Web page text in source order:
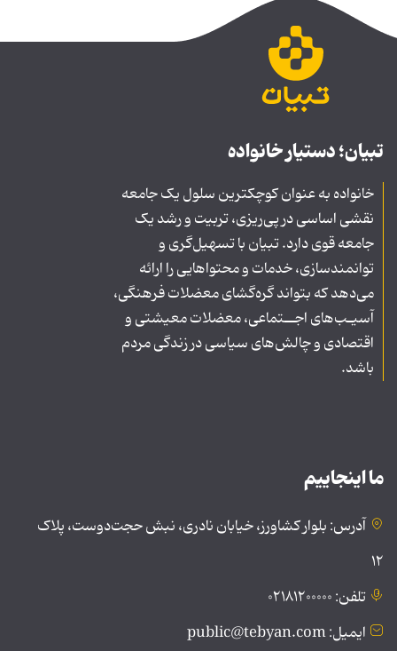
تبیان؛ دستیار خانواده
خانواده به عنوان کوچکترین سلول یک جامعه
نقشی اساسی در پی‌ریزی، تربیت و رشد یک
جامعه قوی دارد. تبیان با تسهیل‌گری و
توانمندسازی، خدمات و محتواهایی را ارائه
می‌دهد که بتواند گره‌گشای معضلات فرهنگی،
آسیـب‌های اجــتماعی، معضلات معیشتی و
اقتصادی و چالش‌های سیاسی در زندگی مردم
باشد.
ما اینجاییم
آدرس: بلوار کشاورز، خیابان نادری، نبش حجت‌دوست، پلاک
۱۲
تلفن: ۰۲۱۸۱۲۰۰۰۰۰
ایمیل: public@tebyan.com